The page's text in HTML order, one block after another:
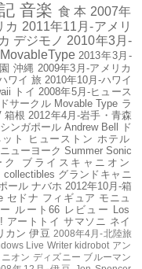
音楽 食 本 2007年
カ 2011年11月-アメリ
デジモノ 2010年3月-
MovableType 2013年3月-
沖縄 2009年3月-アメリカ
ワイ 旅 2010年10月-ハワイ
トイ 2008年5月-ヒュース
サークル Movable Type ラ
箱根 2012年4月-岩手・青森
ンガポール Andrew Bell
ド
ット ヒューストン ホテル
ューヨーク Summer Sonic
ブライスキャニオン
collectibles グランドキャニ
ール ナバホ 2012年10月-箱
セドナ フィギュア モニュ
ルート66 レビュー Los
アートトイ サマソニ ネイ
カン 伊豆 2008年4月-北陸旅
Live Writer kidrobot アン
オン ディズニー ブルーマン